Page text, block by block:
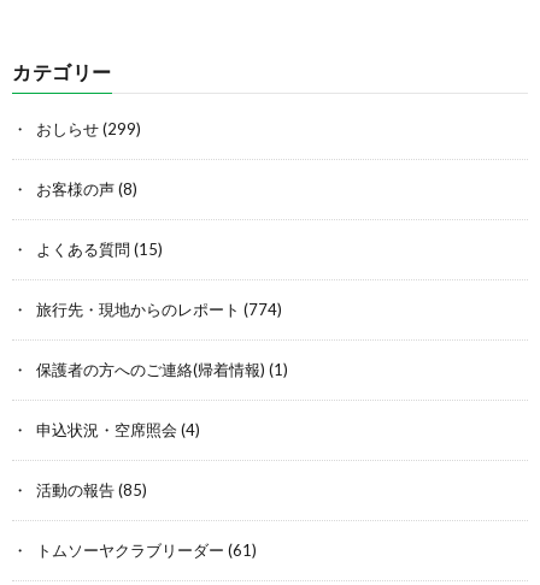
カテゴリー
おしらせ(299)
お客様の声(8)
よくある質問 (15)
旅行先・現地からのレポート (774)
保護者の方へのご連絡(帰着情報) (1)
申込状況・空席照会 (4)
活動の報告(85)
トムソーヤクラブリーダー (61)